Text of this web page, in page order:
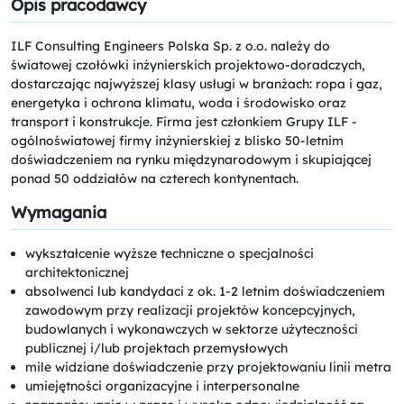
Opis pracodawcy
ILF Consulting Engineers Polska Sp. z o.o. należy do
światowej czołówki inżynierskich projektowo-doradczych,
dostarczając najwyższej klasy usługi w branżach: ropa i gaz,
energetyka i ochrona klimatu, woda i środowisko oraz
transport i konstrukcje. Firma jest członkiem Grupy ILF -
ogólnoświatowej firmy inżynierskiej z blisko 50-letnim
doświadczeniem na rynku międzynarodowym i skupiającej
ponad 50 oddziałów na czterech kontynentach.
Wymagania
wykształcenie wyższe techniczne o specjalności
architektonicznej
absolwenci lub kandydaci z ok. 1-2 letnim doświadczeniem
zawodowym przy realizacji projektów koncepcyjnych,
budowlanych i wykonawczych w sektorze użyteczności
publicznej i/lub projektach przemysłowych
mile widziane doświadczenie przy projektowaniu linii metra
umiejętności organizacyjne i interpersonalne